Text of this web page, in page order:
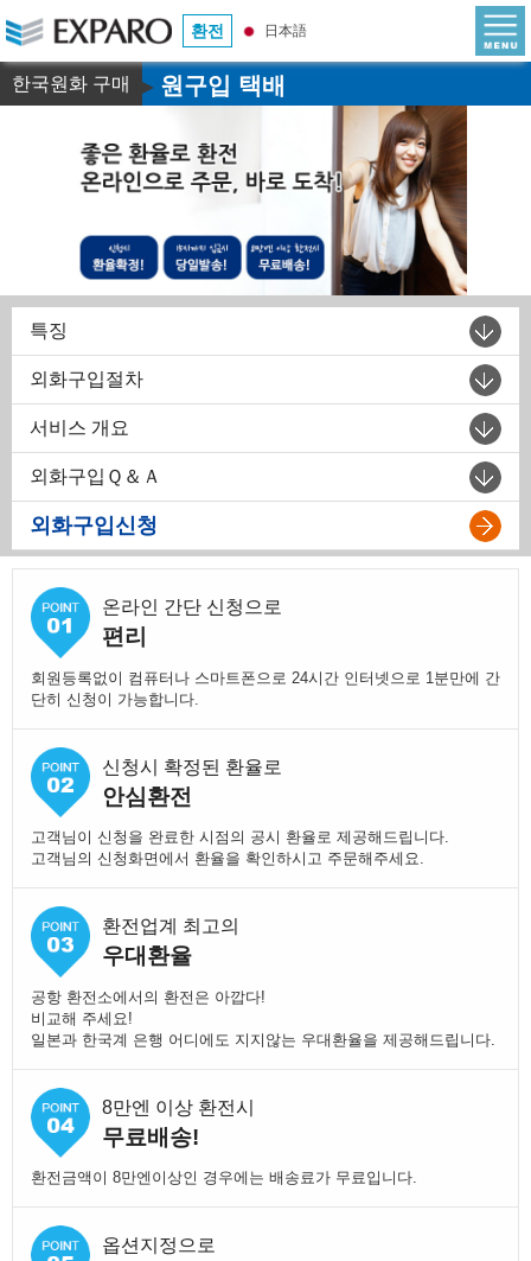
환전 日本語
한국원화 구매 ▶원구입 택배
특징
외화구입절차
서비스 개요
외화구입Ｑ＆Ａ
외화구입신청
온라인 간단 신청으로
편리
회원등록없이 컴퓨터나 스마트폰으로 24시간 인터넷으로 1분만에 간
단히 신청이 가능합니다.
신청시 확정된 환율로
안심환전
고객님이 신청을 완료한 시점의 공시 환율로 제공해드립니다.
고객님의 신청화면에서 환율을 확인하시고 주문해주세요.
환전업계 최고의
우대환율
공항 환전소에서의 환전은 아깝다!
비교해 주세요!
일본과 한국계 은행 어디에도 지지않는 우대환율을 제공해드립니다.
8만엔 이상 환전시
무료배송!
환전금액이 8만엔이상인 경우에는 배송료가 무료입니다.
옵션지정으로